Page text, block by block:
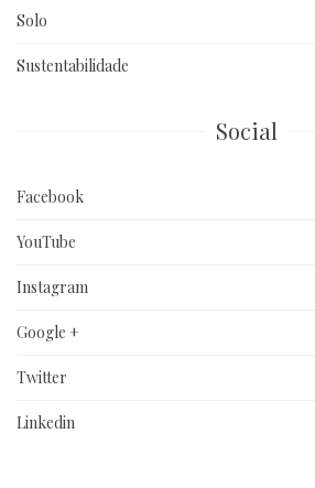
Solo
Sustentabilidade
Social
Facebook
YouTube
Instagram
Google +
Twitter
Linkedin